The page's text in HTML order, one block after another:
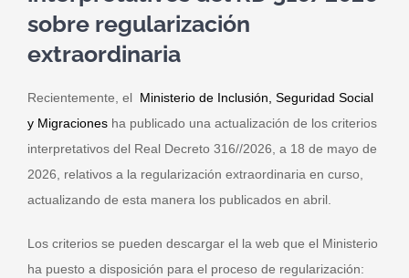
sobre regularización
extraordinaria
Recientemente, el Ministerio de Inclusión, Seguridad Social
y Migraciones ha publicado una actualización de los criterios
interpretativos del Real Decreto 316//2026, a 18 de mayo de
2026, relativos a la regularización extraordinaria en curso,
actualizando de esta manera los publicados en abril.
Los criterios se pueden descargar el la web que el Ministerio
ha puesto a disposición para el proceso de regularización: